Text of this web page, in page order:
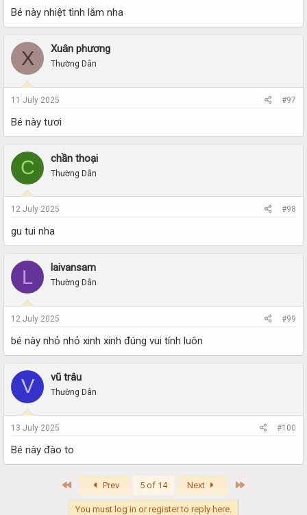
Bé này nhiệt tình lắm nha
X Xuân phương
Thường Dân
11 July 2025 #97
Bé này tươi
C chần thoại
Thường Dân
12 July 2025 #98
gu tui nha
L laivansam
Thường Dân
12 July 2025 #99
bé này nhỏ nhỏ xinh xinh đúng vui tính luôn
V vũ trâu
Thường Dân
13 July 2025 #100
Bé này đào to
Prev 5 of 14 Next
You must log in or register to reply here.